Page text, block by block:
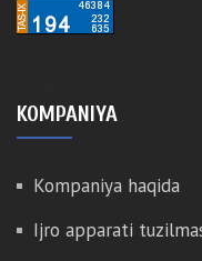
KOMPANIYA
Kompaniya haqida
Ijro apparati